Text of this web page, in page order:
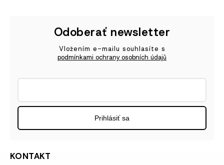
KONTAKT
Odoberať newsletter
Vložením e-mailu souhlasíte s
podmínkami ochrany osobních údajů
Prihlásiť sa